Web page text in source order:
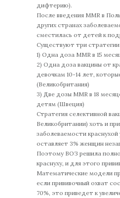
дифтерию).
После введения MMR в
других странах
сместилась от детей к
Существуют три стратегии
1) Одна доза MMR в 15
2) Одна доза вакцины от
девочкам 10-14 лет,
(Великобритания)
3) Две дозы MMR в 18
детям (Швеция)
Стратегия селективной
Великобритании) хоть и
заболеваемости краснухой
оставляет 3% женщин
Поэтому ВОЗ решила
краснуху, и для этого
Математические модели
если прививочный охват
70%, это приведет к